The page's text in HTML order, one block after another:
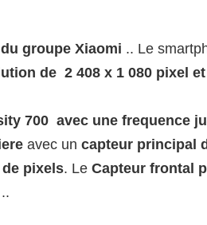
groupe Xiaomi .. Le
de 2 408 x 1 080 pixel et
700 avec une frequence
avec un capteur principal
pixels. Le Capteur frontal
..